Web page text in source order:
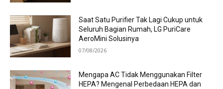
Saat Satu Purifier Tak Lagi Cukup untuk
Seluruh Bagian Rumah, LG PuriCare
AeroMini Solusinya
07/08/2026
Mengapa AC Tidak Menggunakan Filter
HEPA? Mengenal Perbedaan HEPA dan